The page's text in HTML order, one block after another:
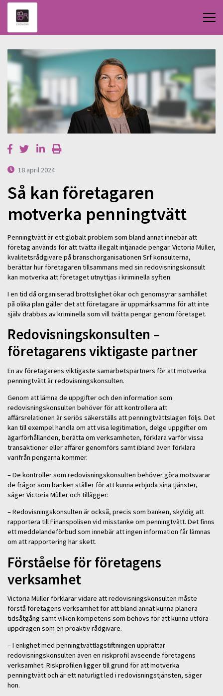
18 april 2024
Så kan företagaren
motverka penningtvätt
Penningtvätt är ett globalt problem som bland annat innebär att
företag används för att tvätta illegalt intjänade pengar. Victoria Müller,
kvalitetsrådgivare på branschorganisationen Srf konsulterna,
berättar hur företagaren tillsammans med sin redovisningskonsult
kan motverka att företaget utnyttjas i kriminella syften.
I en tid då organiserad brottslighet ökar och genomsyrar samhället
på olika plan gäller det att företagare är uppmärksamma för att inte
själv drabbas av kriminella som vill tvätta pengar genom företaget.
Redovisningskonsulten –
företagarens viktigaste partner
En av företagarens viktigaste samarbetspartners för att motverka
penningtvätt är redovisningskonsulten.
Genom att lämna de uppgifter och den information som
redovisningskonsulten behöver för att kontrollera att
affärsrelationen är seriös säkerställs att penningtvättslagen följs. Det
kan till exempel handla om att visa legitimation, delge uppgifter om
ägarförhållanden, berätta om verksamheten, förklara varför vissa
transaktioner eller affärer genomförs samt ibland även förklara
varifrån pengarna kommer.
– De kontroller som redovisningskonsulten behöver göra motsvarar
de frågor som banken ställer för att kunna erbjuda sina tjänster,
säger Victoria Müller och tillägger:
– Redovisningskonsulten är också, precis som banken, skyldig att
rapportera till Finanspolisen vid misstanke om penningtvätt. Det finns
ett meddelandeförbud som innebär att ingen information får lämnas
om att rapportering har skett.
Förståelse för företagens
verksamhet
Victoria Müller förklarar vidare att redovisningskonsulten måste
förstå företagens verksamhet för att bland annat kunna planera
tidsåtgång samt vilken kompetens som behövs för att kunna utföra
uppdragen som en proaktiv rådgivare.
– I enlighet med penningtvättlagstiftningen upprättar
redovisningskonsulten även en riskprofil avseende företagens
verksamhet. Riskprofilen ligger till grund för att motverka
penningtvätt och är ett naturligt led i redovisningstjänsten, säger
hon.